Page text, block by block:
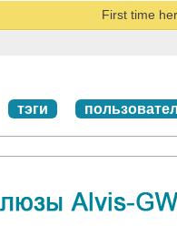
First time
тэги